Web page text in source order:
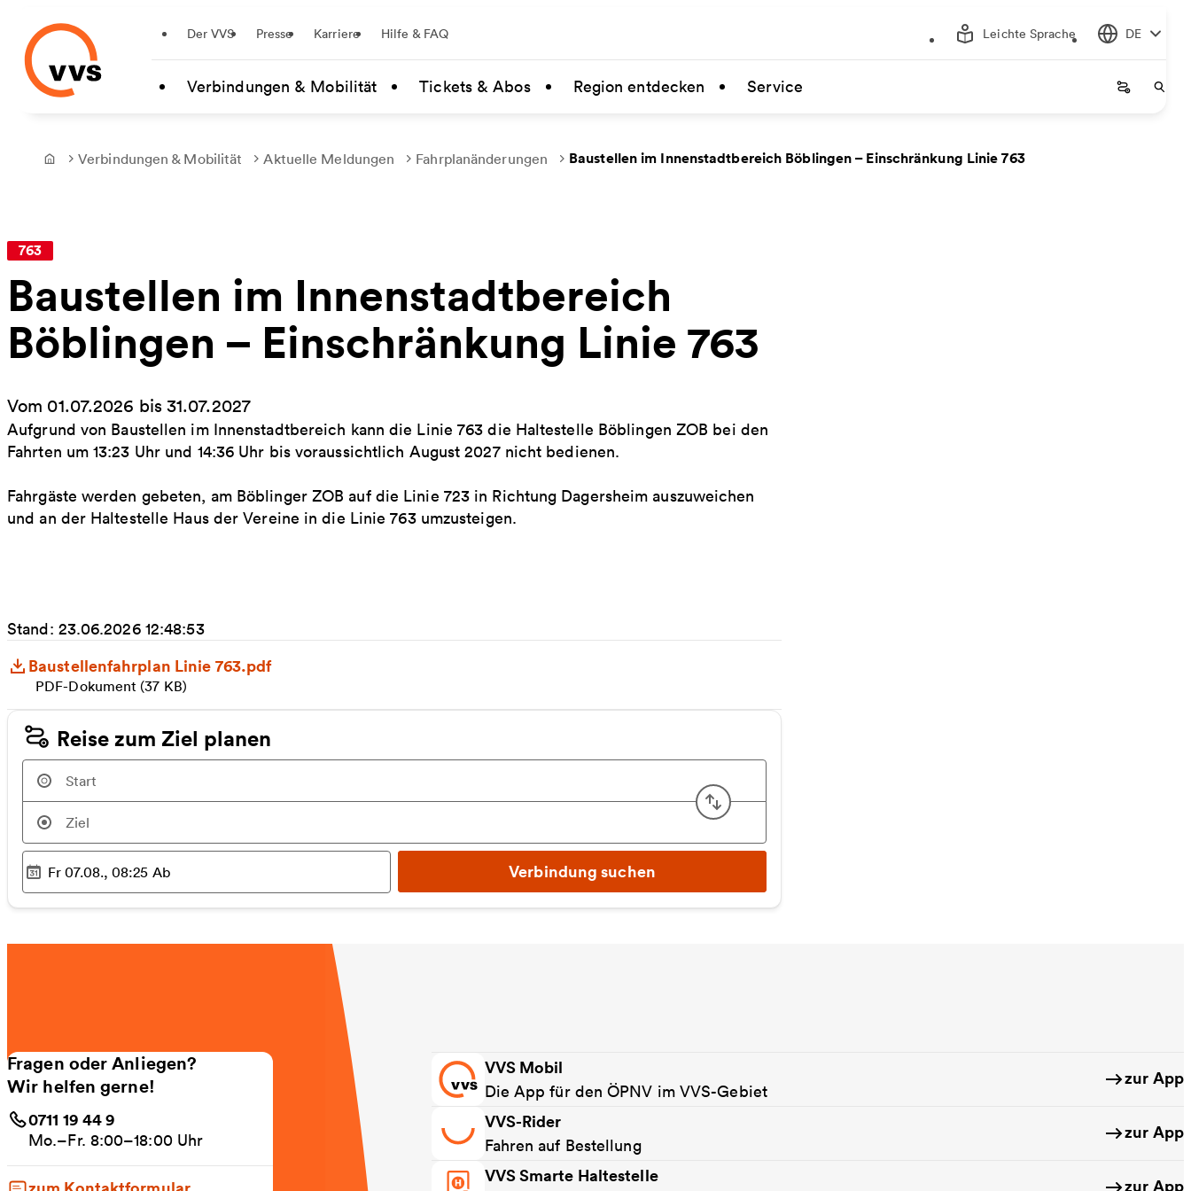
Zum Hauptinhalt springen
Der VVS Presse Karriere Hilfe & FAQ Leichte Sprache DE
Verbindungen & Mobilität Tickets & Abos Region entdecken Service Startseite
Frontpage
Verbindungen & Mobilität Aktuelle Meldungen Fahrplanänderungen Baustellen im Innenstadtbereich Böblingen – Einschränkung Linie 763
763
Baustellen im Innenstadtbereich
Böblingen – Einschränkung Linie 763
Vom 01.07.2026 bis 31.07.2027
Aufgrund von Baustellen im Innenstadtbereich kann die Linie 763 die Haltestelle Böblingen ZOB bei den
Fahrten um 13:23 Uhr und 14:36 Uhr bis voraussichtlich August 2027 nicht bedienen.
Fahrgäste werden gebeten, am Böblinger ZOB auf die Linie 723 in Richtung Dagersheim auszuweichen
und an der Haltestelle Haus der Vereine in die Linie 763 umzusteigen.
Stand: 23.06.2026 12:48:53
Baustellenfahrplan Linie 763.pdf
PDF-Dokument (37 KB)
Reise zum Ziel planen
Start und Ziel umdrehen
Ausgewählter Zeitpunkt
Fr 07.08., 08:25 Ab Verbindung suchen
Fragen oder Anliegen?
Wir helfen gerne!
0711 19 44 9
Mo.–Fr. 8:00–18:00 Uhr
VVS Mobil
Die App für den ÖPNV im VVS-Gebiet
zur App
VVS-Rider
Fahren auf Bestellung
zur App
VVS Smarte Haltestelle
zur App